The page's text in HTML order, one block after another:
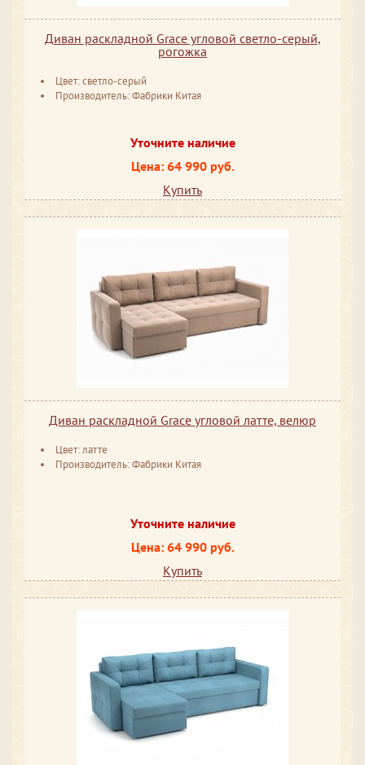
Диван раскладной Grace угловой светло-серый,
рогожка
Цвет: светло-серый
Производитель: Фабрики Китая
Уточните наличие
Цена: 64 990 руб.
Купить
Диван раскладной Grace угловой латте, велюр
Цвет: латте
Производитель: Фабрики Китая
Уточните наличие
Цена: 64 990 руб.
Купить